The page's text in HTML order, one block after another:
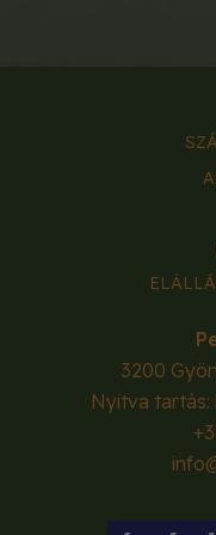
3200
Nyitva